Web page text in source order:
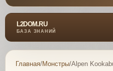
L2DOM.RU
БАЗА ЗНАНИЙ
Главная/Монстры/Alpen